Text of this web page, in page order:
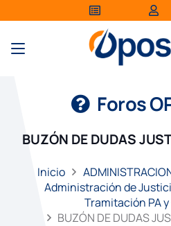
Foros
BUZÓN DE DUDAS
Inicio
Administración de
Tramitación PA
BUZÓN DE DUDAS